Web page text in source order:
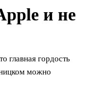
и не
главная гордость
можно